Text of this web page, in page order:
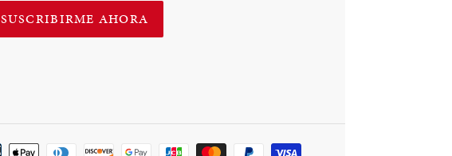
SUSCRIBIRME AHORA
Método